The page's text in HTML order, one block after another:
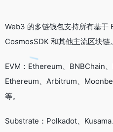
Web3 的多链钱包支持所有基于
CosmosSDK 和其他主流区块链。
EVM：Ethereum、BNBChain
Ethereum、Arbitrum、
等。
Substrate：Polkadot、Kusama